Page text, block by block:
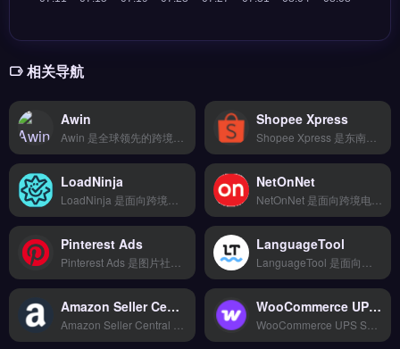
相关导航
Awin Shopee Xpress
LoadNinja NetOnNet
Pinterest Ads LanguageTool
Amazon Seller Central UK WooCommerce UPS Shipping